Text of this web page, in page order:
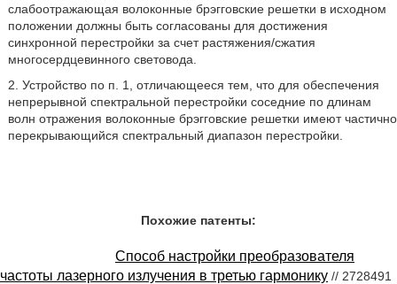
слабоотражающая волоконные брэгговские решетки в исходном
положении должны быть согласованы для достижения
синхронной перестройки за счет растяжения/сжатия
многосердцевинного световода.
2. Устройство по п. 1, отличающееся тем, что для обеспечения
непрерывной спектральной перестройки соседние по длинам
волн отражения волоконные брэгговские решетки имеют частично
перекрывающийся спектральный диапазон перестройки.
Похожие патенты:
Способ настройки преобразователя
частоты лазерного излучения в третью гармонику // 2728491